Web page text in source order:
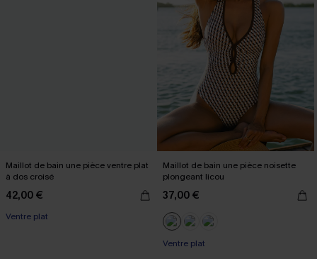
Maillot de bain une pièce ventre plat
à dos croisé
42,00 €
Ventre plat
Maillot de bain une pièce noisette
plongeant licou
37,00 €
Ventre plat